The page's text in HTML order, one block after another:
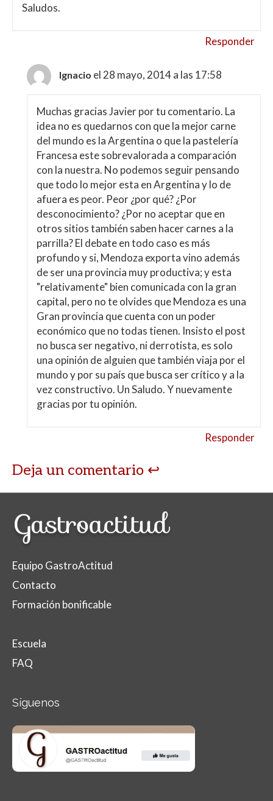
Saludos.
Responder
Ignacio el 28 mayo, 2014 a las 17:58
Muchas gracias Javier por tu comentario. La
idea no es quedarnos con que la mejor carne
del mundo es la Argentina o que la pastelería
Francesa este sobrevalorada a comparación
con la nuestra. No podemos seguir pensando
que todo lo mejor esta en Argentina y lo de
afuera es peor. Peor ¿por qué? ¿Por
desconocimiento? ¿Por no aceptar que en
otros sitios también saben hacer carnes a la
parrilla? El debate en todo caso es más
profundo y si, Mendoza exporta vino además
de ser una provincia muy productiva; y esta
"relativamente" bien comunicada con la gran
capital, pero no te olvides que Mendoza es una
Gran provincia que cuenta con un poder
económico que no todas tienen. Insisto el post
no busca ser negativo, ni derrotista, es solo
una opinión de alguien que también viaja por el
mundo y por su país que busca ser crítico y a la
vez constructivo. Un Saludo. Y nuevamente
gracias por tu opinión.
Responder
Deja un comentario
Equipo GastroActitud
Contacto
Formación bonificable
Escuela
FAQ
Síguenos